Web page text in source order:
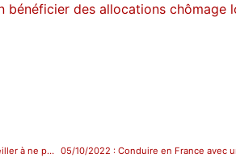
bénéficier des allocations chômage
23/03/2022: Agent public : victime ou témoin de harcèlement moral, il doit néanmoins veiller à ne pas enfreindre son obligation de réserve 05/10/2022 : Conduire en France avec